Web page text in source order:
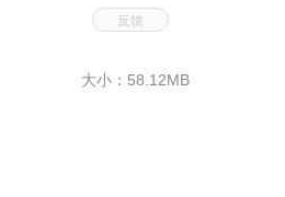
大小：58.12MB
反馈